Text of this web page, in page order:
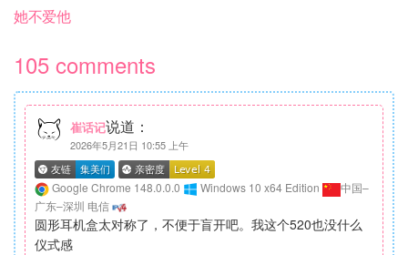
她不爱他
105 comments
崔话记说道：
2026年5月21日 10:55 上午
Google Chrome 148.0.0.0 Windows 10 x64 Edition
中国–
广东–深圳 电信
圆形耳机盒太对称了，不便于盲开吧。我这个520也没什么
仪式感